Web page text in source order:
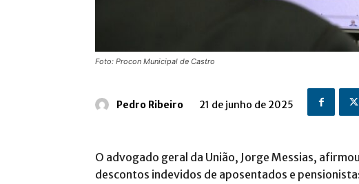
Foto: Procon Municipal de Castro
Pedro Ribeiro 21 de junho de 2025
O advogado geral da União, Jorge Messias,
descontos indevidos de aposentados e